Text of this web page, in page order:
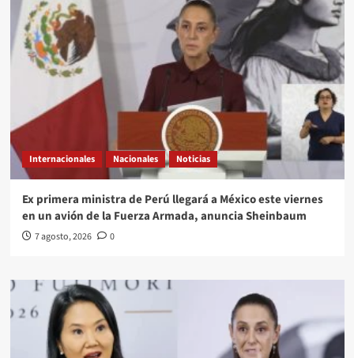
Internacionales Nacionales Noticias
Ex primera ministra de Perú llegará a México este viernes
en un avión de la Fuerza Armada, anuncia Sheinbaum
7 agosto, 2026 0